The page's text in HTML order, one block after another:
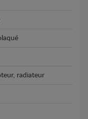
radiateur